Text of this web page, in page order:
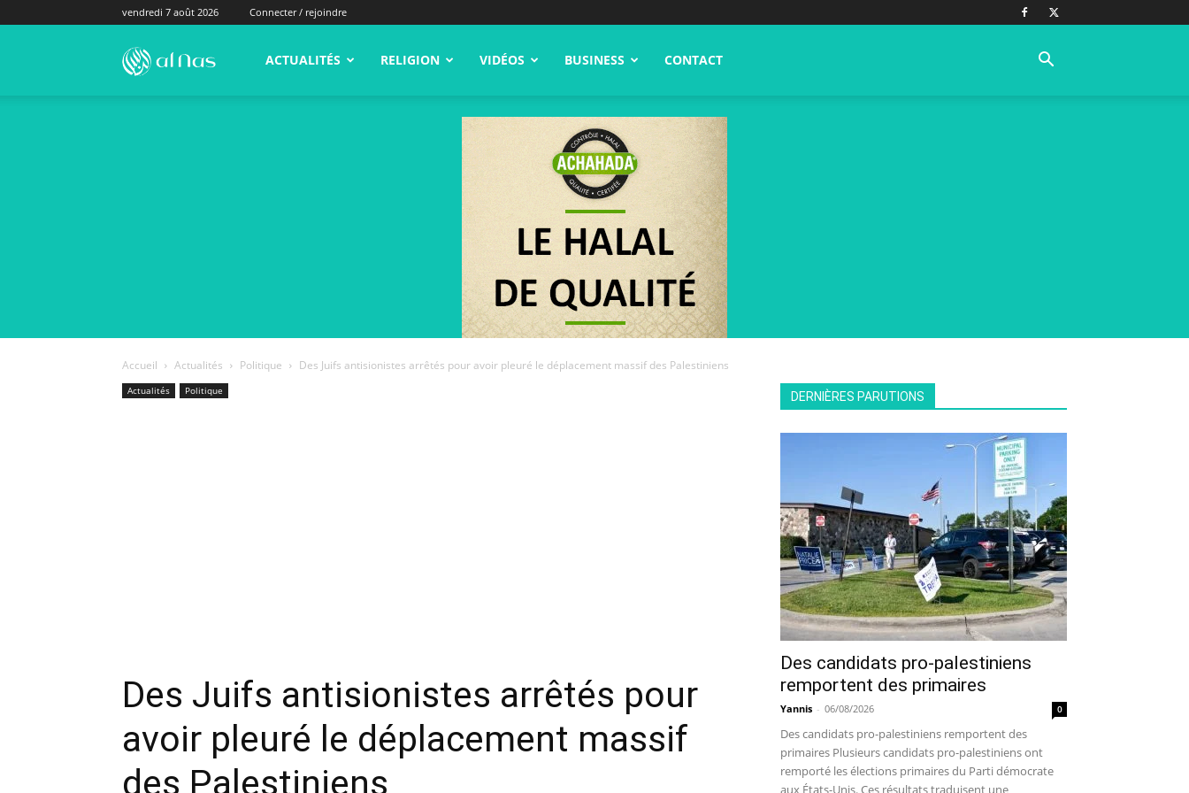
vendredi 7 août 2026 Connecter / rejoindre
alNas.fr ACTUALITÉS RELIGION VIDÉOS BUSINESS CONTACT
Accueil Actualités Politique Des Juifs antisionistes arrêtés pour avoir pleuré le déplacement massif des Palestiniens
Actualités Politique
Des Juifs antisionistes arrêtés pour
avoir pleuré le déplacement massif
des Palestiniens
DERNIÈRES PARUTIONS
Des candidats pro-palestiniens
remportent des primaires
Yannis - 06/08/2026 0
Des candidats pro-palestiniens remportent des
primaires Plusieurs candidats pro-palestiniens ont
remporté les élections primaires du Parti démocrate
aux États-Unis. Ces résultats traduisent une